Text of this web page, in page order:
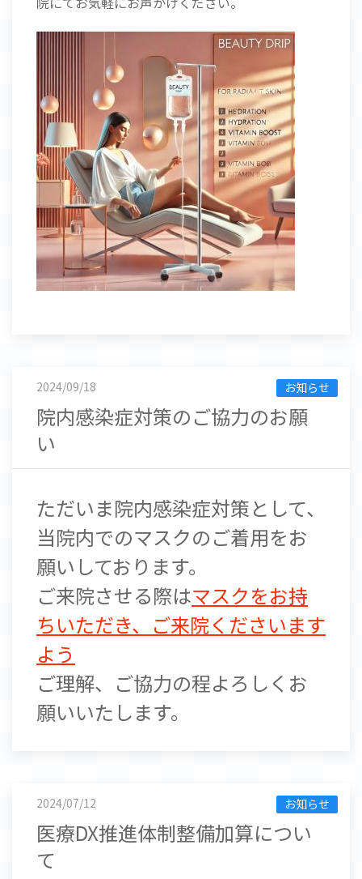
お知らせ
2024/09/18
院内感染症対策のご協力のお願
い
ただいま院内感染症対策として、
当院内でのマスクのご着用をお
願いしております。
ご来院させる際はマスクをお持
ちいただき、ご来院くださいます
よう
ご理解、ご協力の程よろしくお
願いいたします。
お知らせ
2024/07/12
医療DX推進体制整備加算につい
て